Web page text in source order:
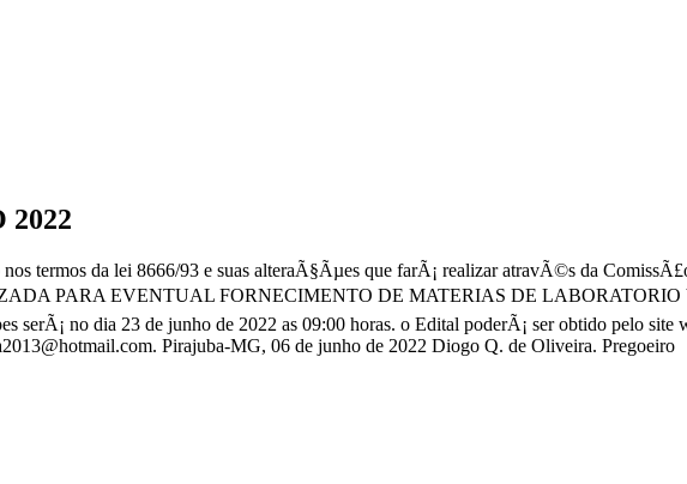
termos da lei 8666/93 e suas alteraÃ§Ãµes que farÃ¡ realizar atravÃ©s da
PARA EVENTUAL FORNECIMENTO DE MATERIAS DE
no dia 23 de junho de 2022 as 09:00 horas. o Edital poderÃ¡ ser obtido pelo
Pirajuba-MG, 06 de junho de 2022 Diogo Q. de Oliveira. Pregoeiro